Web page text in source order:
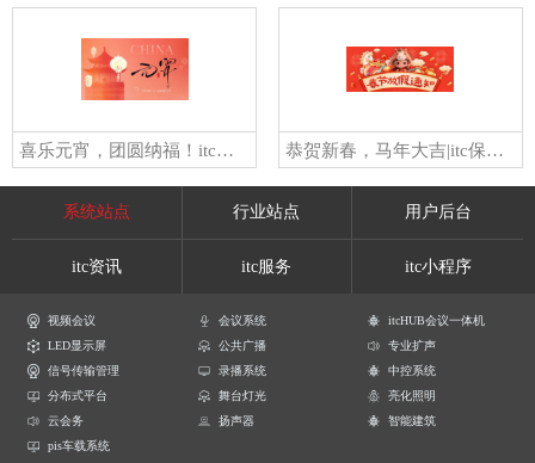
喜乐元宵，团圆纳福！itc保伦股份祝大家元宵节快乐！ 恭贺新春，马年大吉|itc保伦股份2026年春节放假通知
系统站点 行业站点 用户后台
itc资讯 itc服务 itc小程序
视频会议 会议系统
itcHUB会议一体机
LED显示屏
公共广播
专业扩声
信号传输管理
录播系统
中控系统
分布式平台
舞台灯光
亮化照明
云会务
扬声器
智能建筑
pis车载系统